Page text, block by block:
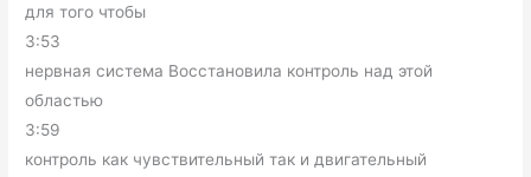
для того чтобы
3:53
нервная система Восстановила контроль над этой
областью
3:59
контроль как чувствительный так и двигательный